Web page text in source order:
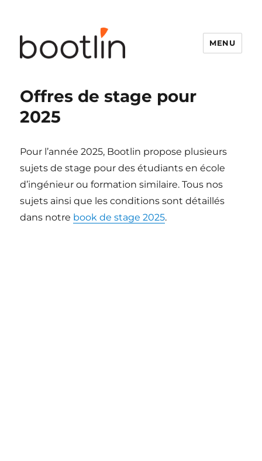
MENU
Offres de stage pour
2025
Pour l’année 2025, Bootlin propose plusieurs
sujets de stage pour des étudiants en école
d’ingénieur ou formation similaire. Tous nos
sujets ainsi que les conditions sont détaillés
dans notre book de stage 2025.